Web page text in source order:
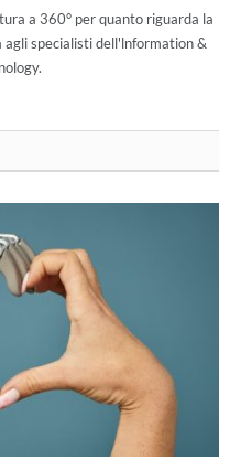
a 360° per quanto riguarda la
agli specialisti dell'lnformation &